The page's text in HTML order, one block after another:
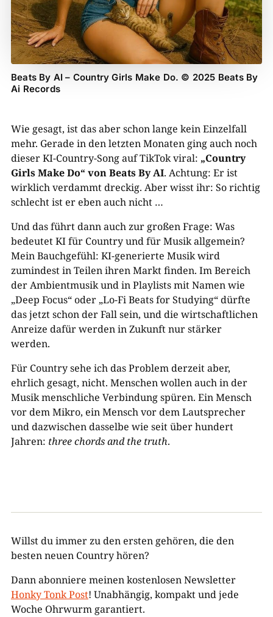
Beats By AI – Country Girls Make Do. © 2025 Beats By
Ai Records
Wie gesagt, ist das aber schon lange kein Einzelfall
mehr. Gerade in den letzten Monaten ging auch noch
dieser KI-Country-Song auf TikTok viral: „Country
Girls Make Do“ von Beats By AI. Achtung: Er ist
wirklich verdammt dreckig. Aber wisst ihr: So richtig
schlecht ist er eben auch nicht …
Und das führt dann auch zur großen Frage: Was
bedeutet KI für Country und für Musik allgemein?
Mein Bauchgefühl: KI-generierte Musik wird
zumindest in Teilen ihren Markt finden. Im Bereich
der Ambientmusik und in Playlists mit Namen wie
„Deep Focus“ oder „Lo-Fi Beats for Studying“ dürfte
das jetzt schon der Fall sein, und die wirtschaftlichen
Anreize dafür werden in Zukunft nur stärker
werden.
Für Country sehe ich das Problem derzeit aber,
ehrlich gesagt, nicht. Menschen wollen auch in der
Musik menschliche Verbindung spüren. Ein Mensch
vor dem Mikro, ein Mensch vor dem Lautsprecher
und dazwischen dasselbe wie seit über hundert
Jahren: three chords and the truth.
Willst du immer zu den ersten gehören, die den
besten neuen Country hören?
Dann abonniere meinen kostenlosen Newsletter
Honky Tonk Post! Unabhängig, kompakt und jede
Woche Ohrwurm garantiert.